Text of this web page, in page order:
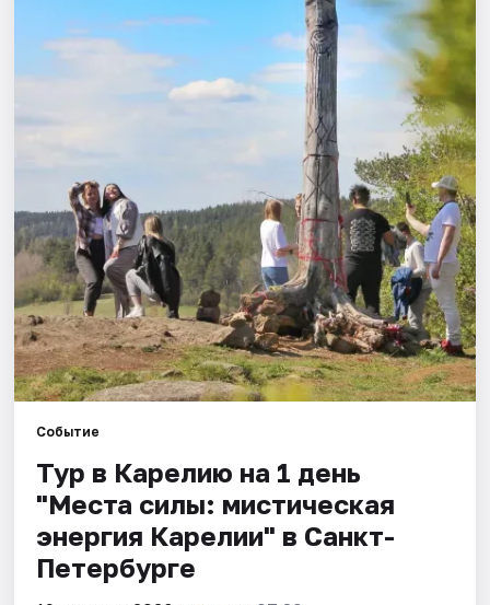
Рейтинги
Событие
Тур в Карелию на 1 день
"Места силы: мистическая
энергия Карелии" в Санкт-
Петербурге